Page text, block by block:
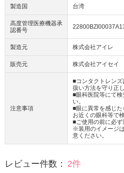
製造国 台湾
高度管理医療機器承
認番号
製造元 株式会社アイレ
販売元 株式会社アイセイ
注意事項
■コンタクトレンズ
扱い方法を守り正
■眼科医院等にて
い。
■眼に異常を感じた
お近くの眼科等で
■ご使用の前に必ず
※装用のイメージ
意ください。
レビュー件数： 2件